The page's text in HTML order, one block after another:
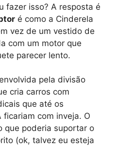
fazer isso? A resposta é
é como a Cinderela
vez de um vestido de
com um motor que
parecer lento.
pela divisão
cria carros com
que até os
ficariam com inveja. O
que poderia suportar o
(ok, talvez eu esteja